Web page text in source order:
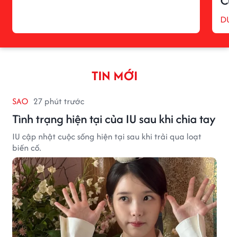
TIN MỚI
SAO 27 phút trước
Tình trạng hiện tại của IU sau khi chia tay
IU cập nhật cuộc sống hiện tại sau khi trải qua loạt
biến cố.